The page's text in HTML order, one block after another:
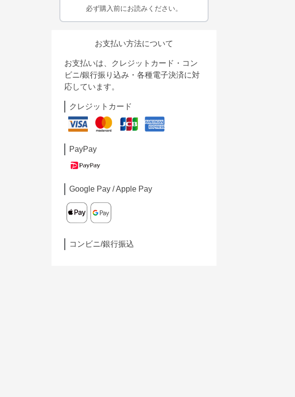
必ず購入前にお読みください。
お支払い方法について
お支払いは、クレジットカード・コン
ビニ/銀行振り込み・各種電子決済に対
応しています。
クレジットカード
PayPay
Google Pay / Apple Pay
コンビニ/銀行振込